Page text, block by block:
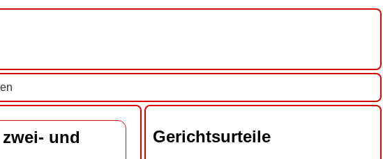
und
Gerichtsurteile